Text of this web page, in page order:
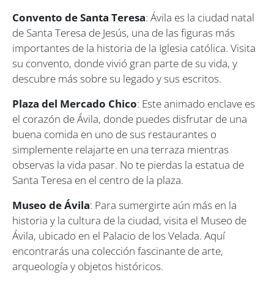
Convento de Santa Teresa: Ávila es la ciudad natal
de Santa Teresa de Jesús, una de las figuras más
importantes de la historia de la Iglesia católica. Visita
su convento, donde vivió gran parte de su vida, y
descubre más sobre su legado y sus escritos.
Plaza del Mercado Chico: Este animado enclave es
el corazón de Ávila, donde puedes disfrutar de una
buena comida en uno de sus restaurantes o
simplemente relajarte en una terraza mientras
observas la vida pasar. No te pierdas la estatua de
Santa Teresa en el centro de la plaza.
Museo de Ávila: Para sumergirte aún más en la
historia y la cultura de la ciudad, visita el Museo de
Ávila, ubicado en el Palacio de los Velada. Aquí
encontrarás una colección fascinante de arte,
arqueología y objetos históricos.